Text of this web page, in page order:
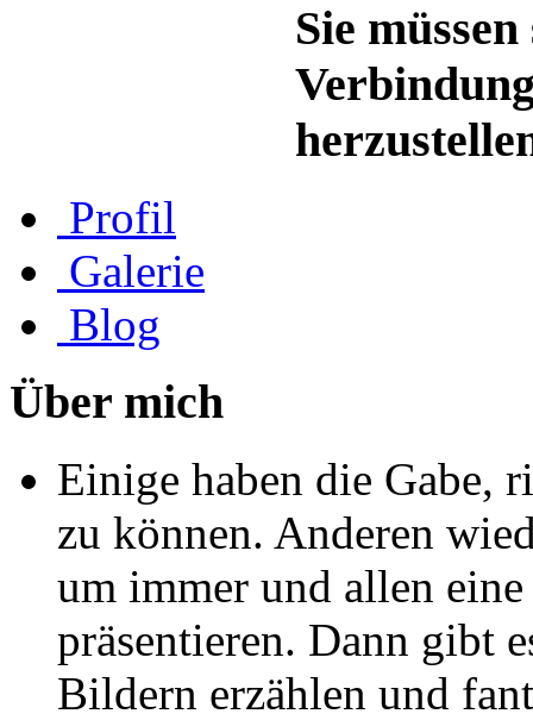
Sie
Profil
Galerie
Blog
Über mich
Einige haben die Gabe,
zu können. Anderen
um immer und allen
präsentieren. Dann gibt
Bildern erzählen und